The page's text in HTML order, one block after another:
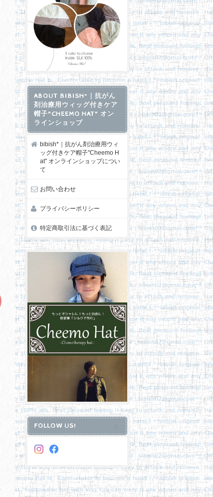
ABOUT BIBISH*｜抗がん
剤治療用ウィッグ付きケア
帽子"CHEEMO HAT" オン
ラインショップ
bibish*｜抗がん剤治療用ウィ
ッグ付きケア帽子"Cheemo H
at" オンラインショップについ
て
お問い合わせ
プライバシーポリシー
特定商取引法に基づく表記
FOLLOW US!